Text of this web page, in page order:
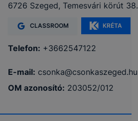
6726 Szeged, Temesvári körút 38.
CLASSROOM KRÉTA
Telefon: +3662547122
E-mail: csonka@csonkaszeged.hu
OM azonosító: 203052/012